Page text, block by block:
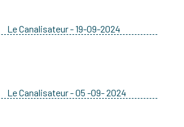
Le Canalisateur - 19-09-2024
Le Canalisateur - 05 -09- 2024